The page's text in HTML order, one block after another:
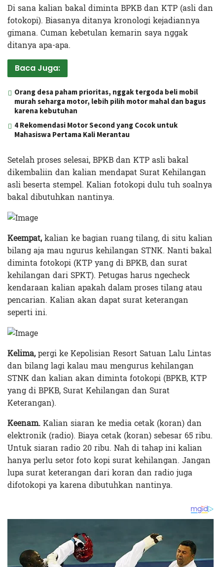
Di sana kalian bakal diminta BPKB dan KTP (asli dan
fotokopi). Biasanya ditanya kronologi kejadiannya
gimana. Cuman kebetulan kemarin saya nggak
ditanya apa-apa.
Baca Juga:
Orang desa paham prioritas, nggak tergoda beli mobil
murah seharga motor, lebih pilih motor mahal dan bagus
karena kebutuhan
4 Rekomendasi Motor Second yang Cocok untuk
Mahasiswa Pertama Kali Merantau
Setelah proses selesai, BPKB dan KTP asli bakal
dikembaliin dan kalian mendapat Surat Kehilangan
asli beserta stempel. Kalian fotokopi dulu tuh soalnya
bakal dibutuhkan nantinya.
Keempat,kalian ke bagian ruang tilang, di situ kalian
bilang aja mau ngurus kehilangan STNK. Nanti bakal
diminta fotokopi (KTP yang di BPKB, dan surat
kehilangan dari SPKT). Petugas harus ngecheck
kendaraan kalian apakah dalam proses tilang atau
pencarian. Kalian akan dapat surat keterangan
seperti ini.
Kelima,pergi ke Kepolisian Resort Satuan Lalu Lintas
dan bilang lagi kalau mau mengurus kehilangan
STNK dan kalian akan diminta fotokopi (BPKB, KTP
yang di BPKB, Surat Kehilangan dan Surat
Keterangan).
Keenam.Kalian siaran ke media cetak (koran) dan
elektronik (radio). Biaya cetak (koran) sebesar 65 ribu.
Untuk siaran radio 20 ribu. Nah di tahap ini kalian
hanya perlu setor foto kopi surat kehilangan. Jangan
lupa surat keterangan dari koran dan radio juga
difotokopi ya karena dibutuhkan nantinya.